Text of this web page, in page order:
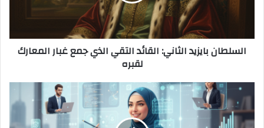
السلطان بايزيد الثاني: القائد التقي الذي جمع غبار المعارك
لقبره